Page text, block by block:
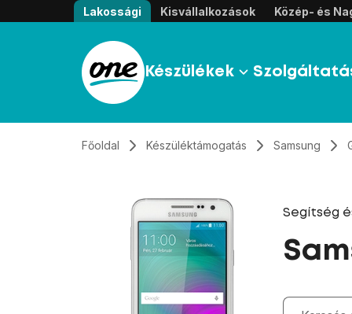
Átugrás, tovább a tartalomhoz
Lakossági Kisvállalkozások Közép- és
Készülékek
Főoldal Készüléktámogatás Samsung
Segítség
Gépelés